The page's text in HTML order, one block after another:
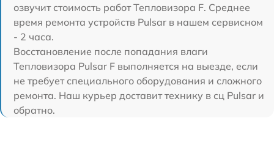
озвучит стоимость работ Тепловизора F. Среднее
время ремонта устройств Pulsar в нашем сервисном
- 2 часа.
Восстановление после попадания влаги
Тепловизора Pulsar F выполняется на выезде, если
не требует специального оборудования и сложного
ремонта. Наш курьер доставит технику в сц Pulsar и
обратно.